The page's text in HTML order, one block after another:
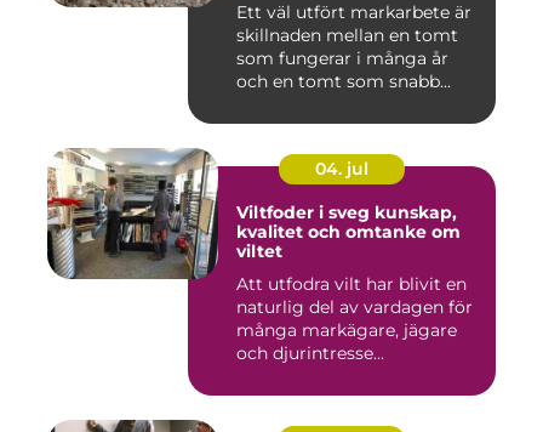
Ett väl utfört markarbete är
skillnaden mellan en tomt
som fungerar i många år
och en tomt som snabb...
04. jul
Viltfoder i sveg kunskap,
kvalitet och omtanke om
viltet
Att utfodra vilt har blivit en
naturlig del av vardagen för
många markägare, jägare
och djurintresse...